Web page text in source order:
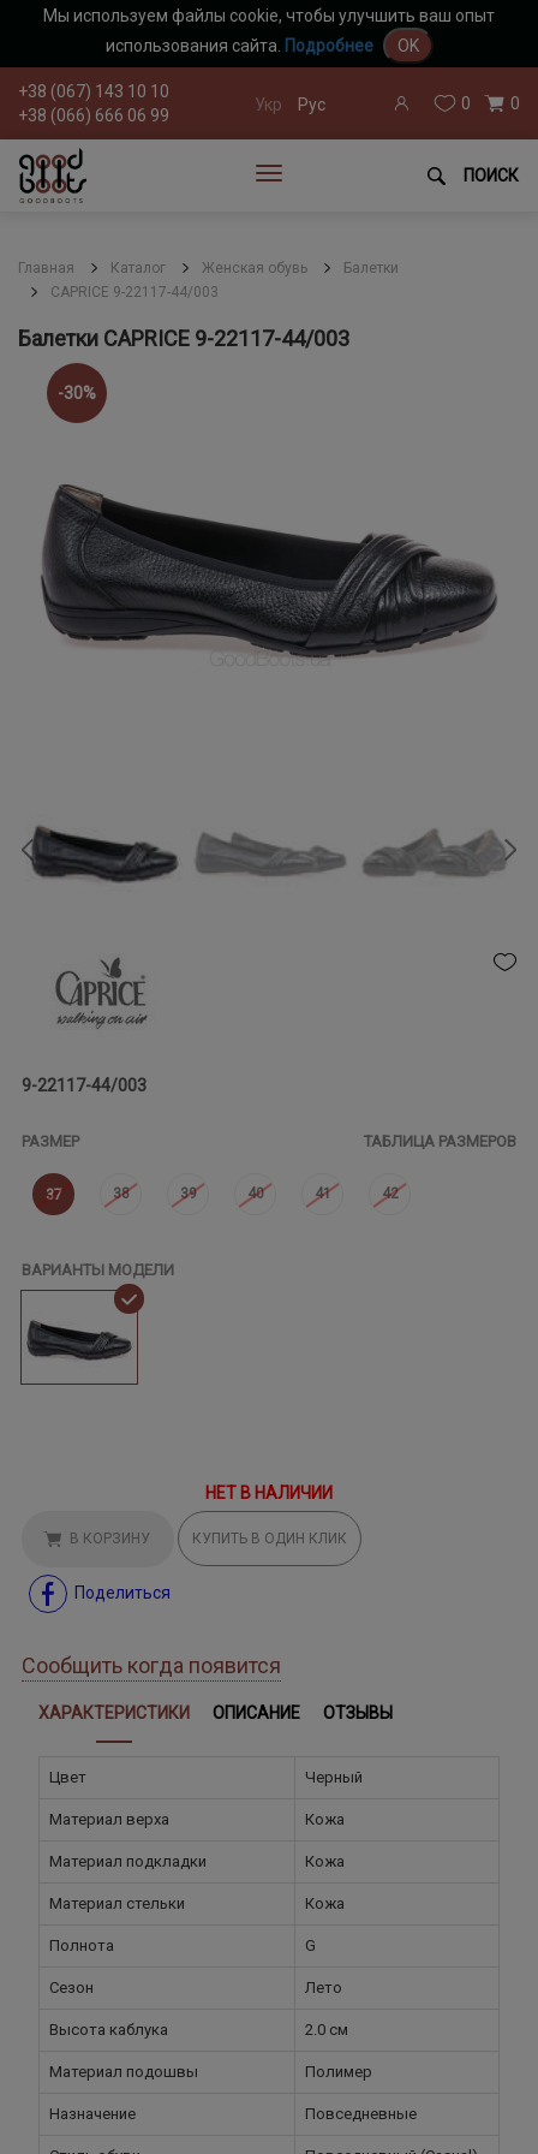
Мы используем файлы cookie, чтобы улучшить ваш опыт
использования сайта. Подробнее OK
+38 (067) 143 10 10
+38 (066) 666 06 99
Укр Рус 0 0
ПОИСК
Главная Каталог Женская обувь
Балетки
CAPRICE 9-22117-44/003
Балетки CAPRICE 9-22117-44/003
-30%
9-22117-44/003
РАЗМЕР ТАБЛИЦА РАЗМЕРОВ
37 38 39 40 41 42
ВАРИАНТЫ МОДЕЛИ
НЕТ В НАЛИЧИИ
В КОРЗИНУ КУПИТЬ В ОДИН КЛИК
Поделиться
Сообщить когда появится
ХАРАКТЕРИСТИКИ ОПИСАНИЕ ОТЗЫВЫ
Цвет Черный
Материал верха Кожа
Материал подкладки Кожа
Материал стельки Кожа
Полнота G
Сезон Лето
Высота каблука 2.0 см
Материал подошвы Полимер
Назначение Повседневные